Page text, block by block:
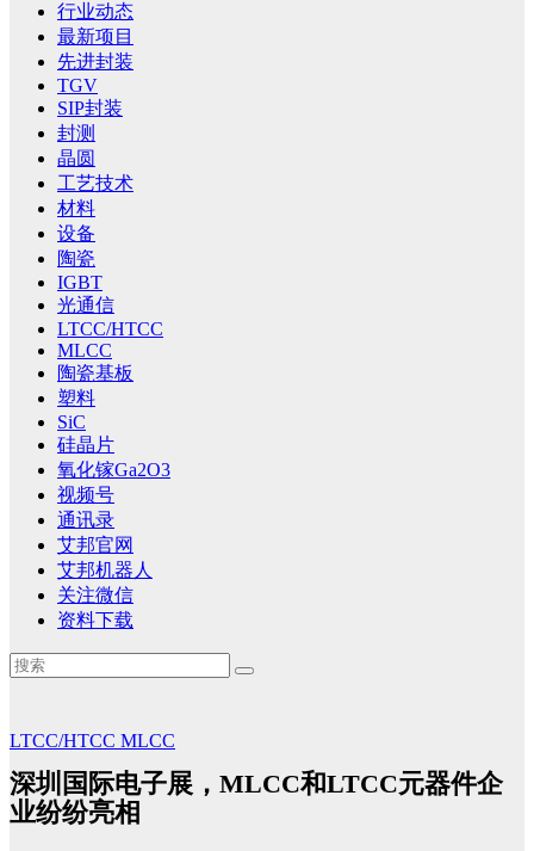
行业动态
最新项目
先进封装
TGV
SIP封装
封测
晶圆
工艺技术
材料
设备
陶瓷
IGBT
光通信
LTCC/HTCC
MLCC
陶瓷基板
塑料
SiC
硅晶片
氧化镓Ga2O3
视频号
通讯录
艾邦官网
艾邦机器人
关注微信
资料下载
LTCC/HTCC MLCC
深圳国际电子展，MLCC和LTCC元器件企
业纷纷亮相